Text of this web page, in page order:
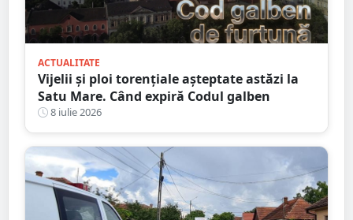
ACTUALITATE
Vijelii și ploi torențiale așteptate astăzi la
Satu Mare. Când expiră Codul galben
8 iulie 2026